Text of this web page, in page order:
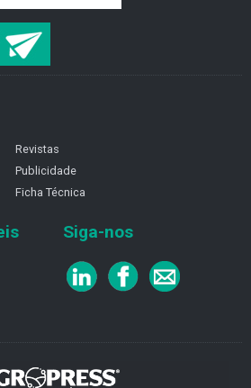
Revistas
Publicidade
Ficha Técnica
Siga-nos